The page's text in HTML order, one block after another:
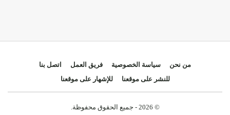
من نحن سياسة الخصوصية فريق العمل
اتصل بنا
للنشر على موقعنا
للإشهار على موقعنا
© 2026 - جميع الحقوق محفوظة.